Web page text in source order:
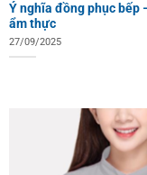
Ý nghĩa đồng phục bếp
ẩm thực
27/09/2025